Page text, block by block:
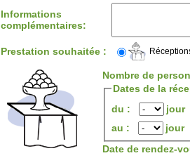
Informations
complémentaires:
Prestation souhaitée :
Nombre de
Dates de la
du :
jour
au :
jour
Date de rendez-